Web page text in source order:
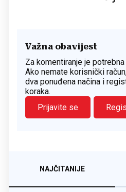
Važna obavijest
Za komentiranje je
Ako nemate korisnički
dva ponuđena načina i
koraka.
Prijavite se
NAJČITANIJE